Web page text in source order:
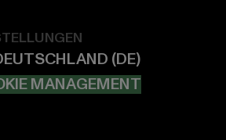
MANAGEMENT